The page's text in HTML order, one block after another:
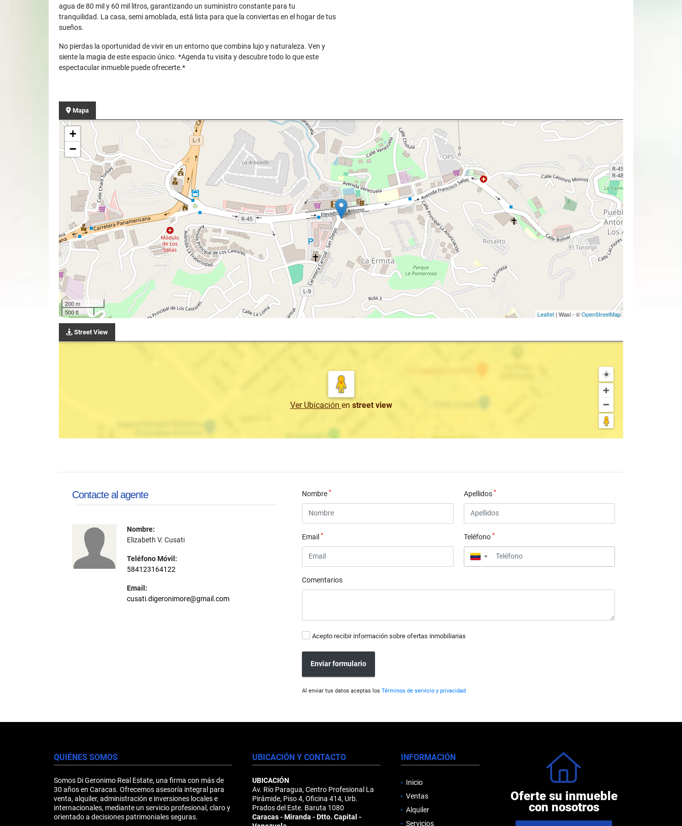
agua de 80 mil y 60 mil litros, garantizando un suministro constante para tu
tranquilidad. La casa, semi amoblada, está lista para que la conviertas en el hogar de tus
sueños.
No pierdas la oportunidad de vivir en un entorno que combina lujo y naturaleza. Ven y
siente la magia de este espacio único. *Agenda tu visita y descubre todo lo que este
espectacular inmueble puede ofrecerte.*
Mapa
+
−
200 m
500 ft
Leaflet | Wasi - ©OpenStreetMap
Street View
Ver Ubicación en street view
Contacte al agente
Nombre:
Elizabeth V. Cusati
Teléfono Móvil:
584123164122
Email:
cusati.digeronimore@gmail.com
Nombre* Apellidos *
Email* Teléfono *
▼
Comentarios
Acepto recibir información sobre ofertas inmobiliarias
Enviar formulario
Al enviar tus datos aceptas losTérminos de servicio y privacidad
QUIÉNES SOMOS
Somos Di Geronimo Real Estate, una firma con más de
30 años en Caracas. Ofrecemos asesoría integral para
venta, alquiler, administración e inversiones locales e
internacionales, mediante un servicio profesional, claro y
orientado a decisiones patrimoniales seguras.
UBICACIÓN Y CONTACTO
UBICACIÓN
Av. Río Paragua, Centro Profesional La
Pirámide, Piso 4, Oficina 414, Urb.
Prados del Este. Baruta 1080
Caracas - Miranda - Dtto. Capital -
INFORMACIÓN
Inicio
Ventas
Alquiler
Servicios
Oferte su inmueble
con nosotros